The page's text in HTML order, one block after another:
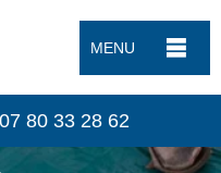
MENU
07 80 33 28 62